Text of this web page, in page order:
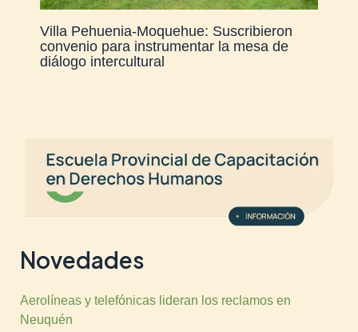
Villa Pehuenia-Moquehue: Suscribieron
convenio para instrumentar la mesa de
diálogo intercultural
Novedades
Aerolíneas y telefónicas lideran los reclamos en
Neuquén